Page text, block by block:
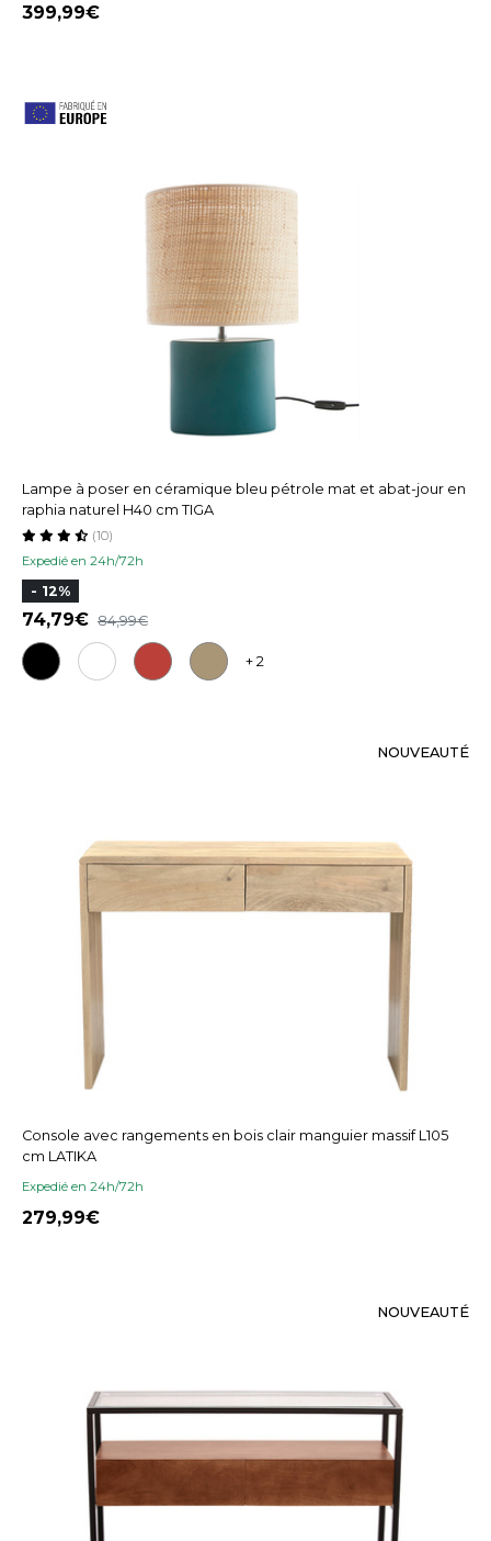
399,99
Lampe à poser en céramique bleu pétrole mat et abat-jour en
raphia naturel H40 cm TIGA
Expedié en 24h/72h
(10)
- 12%
74,79 84,99
+ 2
NOUVEAUTÉ
Console avec rangements en bois clair manguier massif L105
cm LATIKA
Expedié en 24h/72h
279,99
NOUVEAUTÉ